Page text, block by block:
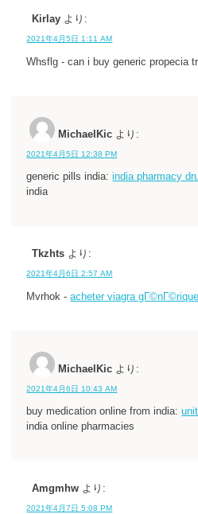
Kirlay より:
2021年4月5日 1:11 AM
Whsflg - can i buy generic propecia
MichaelKic より:
2021年4月5日 12:38 PM
generic pills india:india pharmacy
india
Tkzhts より:
2021年4月6日 2:57 AM
Mvrhok -acheter viagra
MichaelKic より:
2021年4月6日 10:43 AM
buy medication online from india:
india online pharmacies
Amgmhw より:
2021年4月7日 5:08 PM